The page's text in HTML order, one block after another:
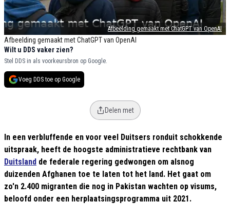
Afbeelding gemaakt met ChatGPT van OpenAI
Afbeelding gemaakt met ChatGPT van OpenAI
Wilt u DDS vaker zien?
Stel DDS in als voorkeursbron op Google.
Voeg DDS toe op Google
Delen met
In een verbluffende en voor veel Duitsers ronduit schokkende
uitspraak, heeft de hoogste administratieve rechtbank van
Duitsland de federale regering gedwongen om alsnog
duizenden Afghanen toe te laten tot het land. Het gaat om
zo'n 2.400 migranten die nog in Pakistan wachten op visums,
beloofd onder een herplaatsingsprogramma uit 2021.